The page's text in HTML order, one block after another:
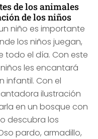
de los animales
de los niños
niño es importante
los niños juegan,
todo el día. Con este
les encantará
infantil. Con el
ilustración
en un bosque con
descubra los
pardo, armadillo,